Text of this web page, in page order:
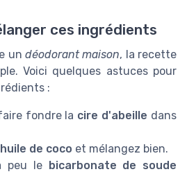
ces ingrédients
un déodorant maison, la recette
Voici quelques astuces pour
:
fondre la cire d'abeille dans
huile de coco et mélangez bien.
peu le bicarbonate de soude